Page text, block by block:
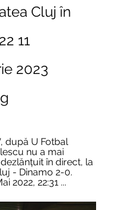
Cluj în
11
2023
după U Fotbal
nu a mai
în direct, la
- Dinamo 2-0.
2022, 22:31 ...